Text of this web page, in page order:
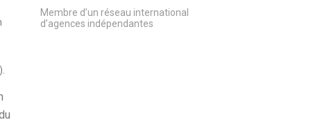
Membre d’un réseau international
d’agences indépendantes